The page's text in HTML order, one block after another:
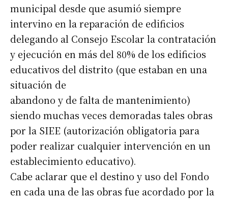
municipal desde que asumió siempre
intervino en la reparación de edificios
delegando al Consejo Escolar la contratación
y ejecución en más del 80% de los edificios
educativos del distrito (que estaban en una
situación de
abandono y de falta de mantenimiento)
siendo muchas veces demoradas tales obras
por la SIEE (autorización obligatoria para
poder realizar cualquier intervención en un
establecimiento educativo).
Cabe aclarar que el destino y uso del Fondo
en cada una de las obras fue acordado por la